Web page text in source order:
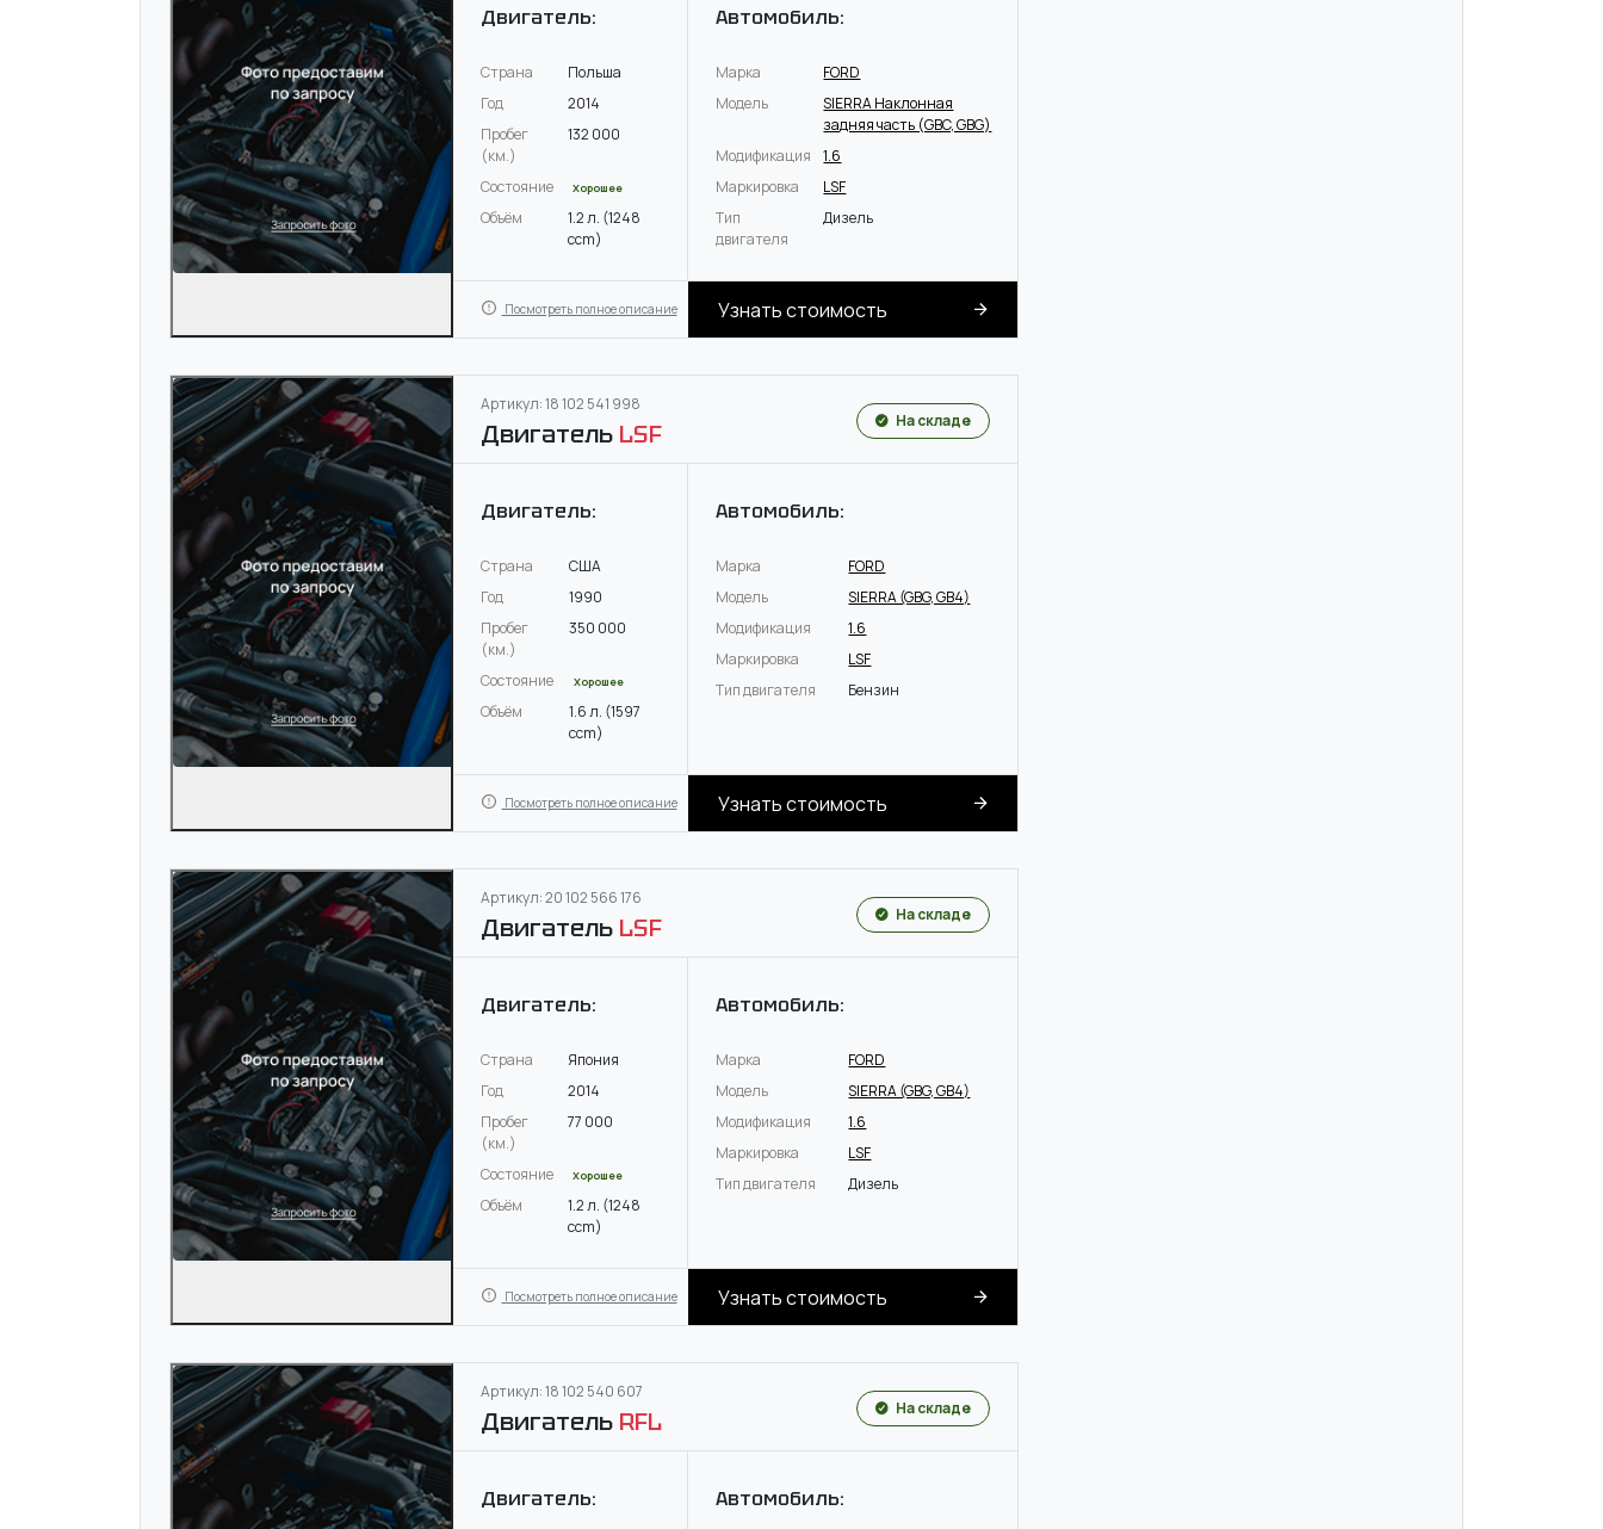
Двигатель:
Страна
Польша
Год
2014
Пробег
(км.)
132 000
Состояние Хорошее
Объём
1.2 л. (1248
ccm)
Автомобиль:
Марка
FORD
Модель
SIERRA Наклонная
задняя часть (GBC, GBG)
Модификация
1.6
Маркировка
LSF
Тип
двигателя
Дизель
Посмотреть полное описание Узнать стоимость
Артикул: 18 102 541 998
Двигатель LSF На складе
Двигатель:
Страна
США
Год
1990
Пробег
(км.)
350 000
Состояние Хорошее
Объём
1.6 л. (1597
ccm)
Автомобиль:
Марка
FORD
Модель
SIERRA (GBG, GB4)
Модификация
1.6
Маркировка
LSF
Тип двигателя
Бензин
Посмотреть полное описание Узнать стоимость
Артикул: 20 102 566 176
Двигатель LSF На складе
Двигатель:
Страна
Япония
Год
2014
Пробег
(км.)
77 000
Состояние Хорошее
Объём
1.2 л. (1248
ccm)
Автомобиль:
Марка
FORD
Модель
SIERRA (GBG, GB4)
Модификация
1.6
Маркировка
LSF
Тип двигателя
Дизель
Посмотреть полное описание Узнать стоимость
Артикул: 18 102 540 607
Двигатель RFL На складе
Двигатель: Автомобиль: